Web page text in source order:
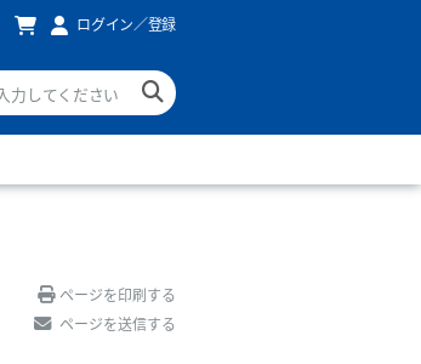
ログイン／登録
ページを印刷する
ページを送信する